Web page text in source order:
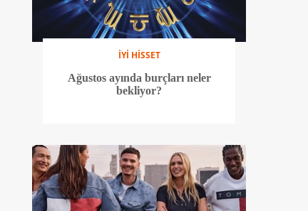
İYİ HİSSET
Ağustos ayında burçları neler
bekliyor?